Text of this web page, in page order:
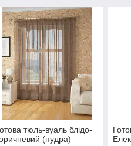
тюль-вуаль блідо-
(пудра)